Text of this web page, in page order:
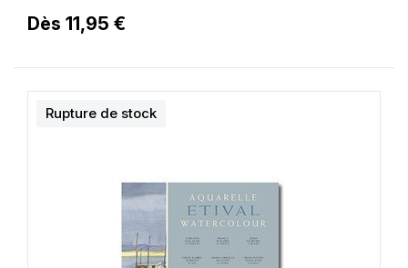
Dès 11,95 €
Rupture de stock